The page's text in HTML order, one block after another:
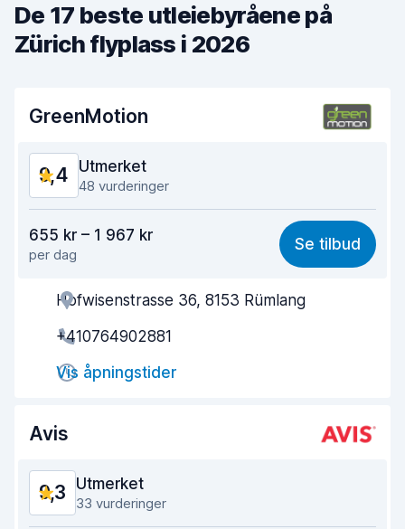
De 17 beste utleiebyråene på
Zürich flyplass i 2026
GreenMotion
9,4 Utmerket
48 vurderinger
9,0
Enkel å finne 8,8
Hjelp og service
Tid brukt på henting
Tid brukt på levering
655 kr – 1 967 kr
per dag
Se tilbud
Hofwisenstrasse 36, 8153 Rümlang
+410764902881
Vis åpningstider
Avis
9,3 Utmerket
33 vurderinger